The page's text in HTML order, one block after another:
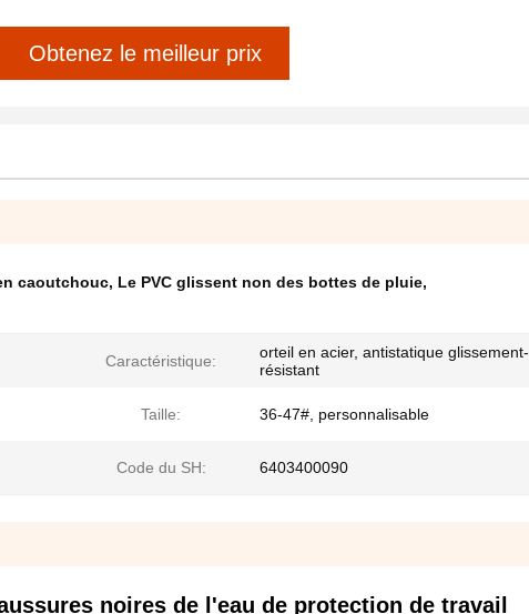
Obtenez le meilleur prix
caoutchouc, Le PVC glissent non des bottes de pluie,
Caractéristique:
orteil en acier, antistatique glissement-
résistant
Taille: 36-47#, personnalisable
Code du SH: 6403400090
noires de l'eau de protection de travail